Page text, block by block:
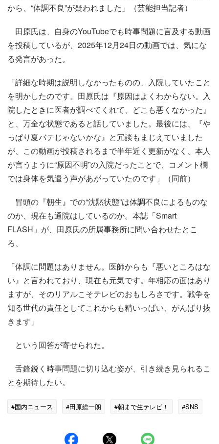
から、“体調不良”が疑われました」（芸能担当記者）
田原氏は、自身のYouTubeでも時事問題に言及する動画
を投稿しているが、2025年12月24日の動画では、気にな
る発言があった。
「詳細な時期は説明しなかったものの、入院していたこと
を明かしたのです。田原氏は『原因はよくわからない。入
院したときに医者が調べてくれて、どこも悪くなかった』
と、万全な状態であると話していました。最後には、『や
っぱり夏バテじゃないかな』と冗談もまじえていました
が、この動画が投稿されるまで半年近く更新がなく、本人
が言うように“原因不明”の入院だったことで、コメント欄
では身体を気遣う声があがっていたのです」（同前）
冒頭の『朝生』での“沈黙状態”は体調不良によるものな
のか、現在も通院はしているのか。本誌「Smart
FLASH」が、田原氏の所属事務所に問い合わせたとこ
ろ、
「体調に問題はありません。医師からも『悪いところはな
い』と言われており、現在も元気です。年相応の面はあり
ますが、そのリアルこそテレビのおもしろさです。戦争を
知る世代の責任としてこれからも精いっぱい、がんばり抜
きます」
という回答が寄せられた。
舌鋒鋭く時事問題に切り込む姿が、引き続き見られるこ
とを期待したい。
#国内ニュース #田原総一朗 #朝まで生テレビ！ #SNS